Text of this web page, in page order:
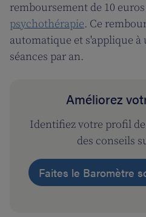
remboursement de 10
psychothérapie. Ce
automatique et s'applique à
séances par an.
Améliorez
Identifiez votre profil
des conseils
Faites le Baromètre